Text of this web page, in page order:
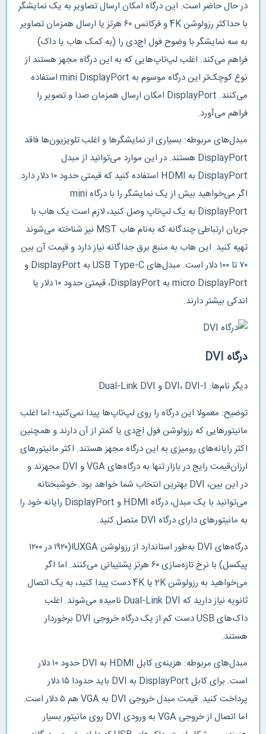
در حال حاضر است. این درگاه امکان ارسال تصاویر به یک نمایشگر
با حداکثر رزولوشن 4K و فرکانس ۶۰ هرتز یا ارسال همزمان تصاویر
به سه نمایشگر با وضوح فول اچ‌دی را (به کمک هاب یا داک)
فراهم می‌کند. اغلب لپ‌تاپ‌هایی که به این درگاه مجهز هستند از
نوع کوچک‌تر این درگاه موسوم به mini DisplayPort استفاده
می‌کنند. DisplayPort امکان ارسال همزمان صدا و تصویر را
فراهم می‌آورد.
مبدل‌های مربوطه: بسیاری از نمایشگرها و اغلب تلویزیون‌ها فاقد
DisplayPort هستند. در این موارد می‌توانید از مبدل
DisplayPort به HDMI استفاده کنید که قیمتی حدود ۱۰ دلار دارد.
اگر می‌خواهید بیش از یک نمایشگر را با درگاه mini
DisplayPort به یک لپ‌تاپ وصل کنید، لازم است یک هاب با
جریان ارتباطی چندگانه که به‌نام هاب MST نیز شناخته می‌شوند
تهیه کنید. این هاب به منبع برق جداگانه نیاز دارد و قیمت آن بین
۷۰ تا ۱۰۰ دلار است. مبدل‌های USB Type-C به DisplayPort و
micro DisplayPort به DisplayPort، قیمتی حدود ۱۰ دلار یا
اندکی بیشتر دارند.
درگاه DVI
دیگر نام‌ها: DVI، DVI-I و Dual-Link DVI
توضیح: معمولا این درگاه را روی لپ‌تاپ‌ها پیدا نمی‌کنید؛ اما اغلب
مانیتورهایی که رزولوشن فول اچ‌دی یا کمتر از آن دارند و همچنین
اکثر رایانه‌های رومیزی به این درگاه مجهز هستند. اکثر مانیتورهای
ارزان‌قیمت رایج در بازار تنها به درگاه‌های VGA و DVI مجهزند و
در این بین، DVI بهترین انتخاب شما خواهد بود. خوشبختانه
می‌توانید با یک مبدل، درگاه HDMI و DisplayPort رایانه خود را
به مانیتورهای دارای درگاه DVI متصل کنید.
درگاه‌های DVI به‌طور استاندارد از رزولوشن UXGAا(۱۹۲۰ در ۱۲۰۰
پیکسل) با نرخ تازه‌سازی ۶۰ هرتز پشتیبانی می‌کنند. اما اگر
می‌خواهید به رزولوشن 2K یا 4K دست پیدا کنید، به یک اتصال
ثانویه نیاز دارید که Dual-Link DVI نامیده می‌شوند. اغلب
داک‌های USB دست کم از یک درگاه خروجی DVI برخوردار
هستند.
مبدل‌های مربوطه: هزینه‌ی کابل HDMI به DVI حدود ۱۰ دلار
است. برای کابل DisplayPort به DVI باید حدودا ۱۵ دلار
پرداخت کنید. قیمت مبدل خروجی DVI به VGA هم ۵ دلار است.
اما اتصال از خروجی VGA به ورودی DVI روی مانیتور بسیار